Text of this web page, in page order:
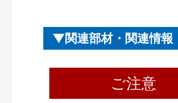
関連部材・関連情報
ご注意